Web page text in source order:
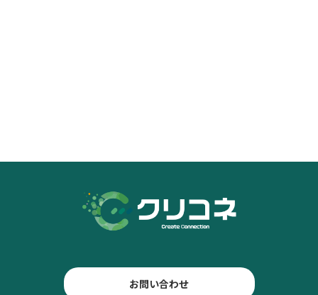
お問い合わせ